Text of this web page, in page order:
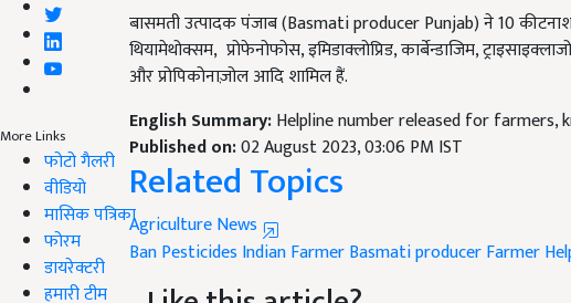
More Links
फोटो गैलरी
वीडियो
मासिक पत्रिका
फोरम
डायरेक्टरी
हमारी टीम
बासमती उत्पादक पंजाब (Basmati producer Punjab) ने 10
थियामेथोक्सम, प्रोफेनोफोस, इमिडाक्लोप्रिड, कार्बेन्डाजिम,
और प्रोपिकोनाज़ोल आदि शामिल हैं.
English Summary:Helpline number released for farmers,
Published on:02 August 2023, 03:06 PM IST
Related Topics
Agriculture News
Ban Pesticides Indian FarmerBasmati producerFarmer